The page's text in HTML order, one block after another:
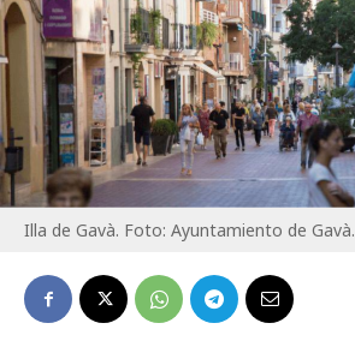
Illa de Gavà. Foto: Ayuntamiento de Gavà.